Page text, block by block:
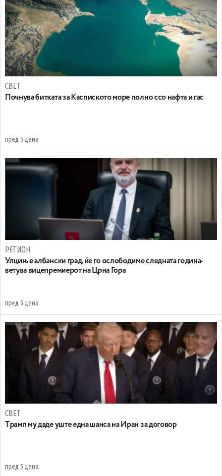
СВЕТ
Почнува битката за Каспиското море полно ссо нафта и гас
пред 5 дена
РЕГИОН
Улцињ е албански град, ќе го ослободиме следната година-
ветува вицепремиерот на Црна Гора
пред 5 дена
СВЕТ
Tрамп му даде уште една шанса на Иран за договор
пред 5 дена